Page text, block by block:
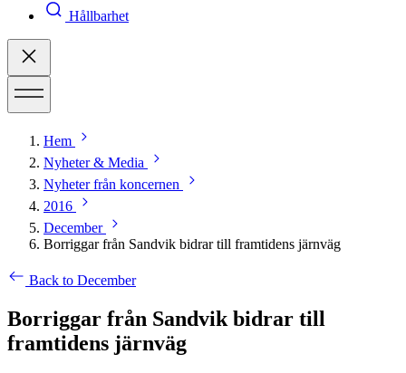
Hållbarhet
Hem
Nyheter & Media
Nyheter från koncernen
2016
December
Borriggar från Sandvik bidrar till framtidens järnväg
Back to December
Borriggar från Sandvik bidrar till
framtidens järnväg